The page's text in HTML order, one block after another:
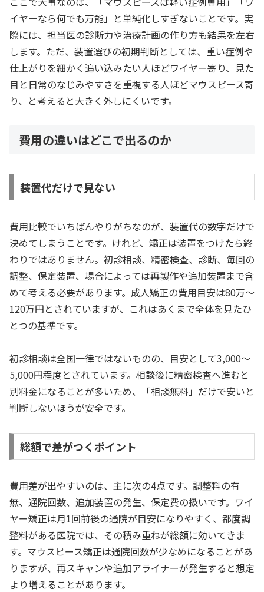
イヤーなら何でも万能」と単純化しすぎないことです。実
際には、担当医の診断力や治療計画の作り方も結果を左右
します。ただ、装置選びの初期判断としては、重い症例や
仕上がりを細かく追い込みたい人ほどワイヤー寄り、見た
目と日常のなじみやすさを重視する人ほどマウスピース寄
り、と考えると大きく外しにくいです。
費用の違いはどこで出るのか
装置代だけで見ない
費用比較でいちばんやりがちなのが、装置代の数字だけで
決めてしまうことです。けれど、矯正は装置をつけたら終
わりではありません。初診相談、精密検査、診断、毎回の
調整、保定装置、場合によっては再製作や追加装置まで含
めて考える必要があります。成人矯正の費用目安は80万〜
120万円とされていますが、これはあくまで全体を見たひ
とつの基準です。
初診相談は全国一律ではないものの、目安として3,000〜
5,000円程度とされています。相談後に精密検査へ進むと
別料金になることが多いため、「相談無料」だけで安いと
判断しないほうが安全です。
総額で差がつくポイント
費用差が出やすいのは、主に次の4点です。調整料の有
無、通院回数、追加装置の発生、保定費の扱いです。ワイ
ヤー矯正は月1回前後の通院が目安になりやすく、都度調
整料がある医院では、その積み重ねが総額に効いてきま
す。マウスピース矯正は通院回数が少なめになることがあ
りますが、再スキャンや追加アライナーが発生すると想定
より増えることがあります。